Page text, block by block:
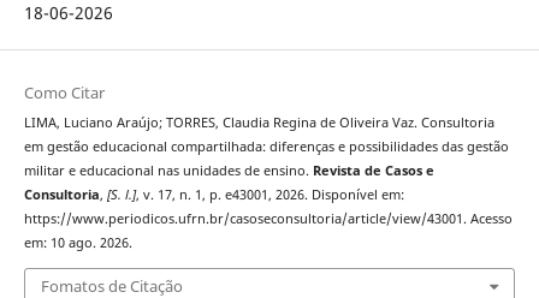
18-06-2026
Como Citar
LIMA, Luciano Araújo; TORRES, Claudia Regina de Oliveira Vaz. Consultoria
em gestão educacional compartilhada: diferenças e possibilidades das gestão
militar e educacional nas unidades de ensino. Revista de Casos e
Consultoria, [S. l.], v. 17, n. 1, p. e43001, 2026. Disponível em:
https://www.periodicos.ufrn.br/casoseconsultoria/article/view/43001. Acesso
em: 10 ago. 2026.
Fomatos de Citação